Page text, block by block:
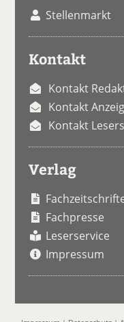
Stellenmarkt
Kontakt
Kontakt
Kontakt
Kontakt
Verlag
Fachpresse
Leserservice
Impressum